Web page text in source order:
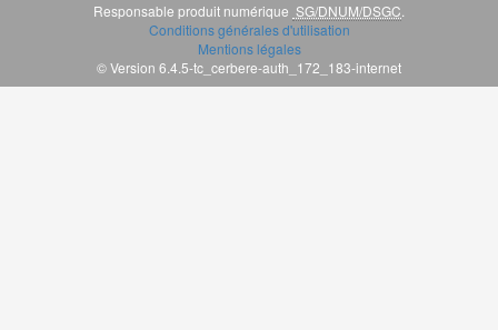
Responsable produit numérique SG/DNUM/DSGC.
Conditions générales d'utilisation
Mentions légales
© Version 6.4.5-tc_cerbere-auth_172_183-internet